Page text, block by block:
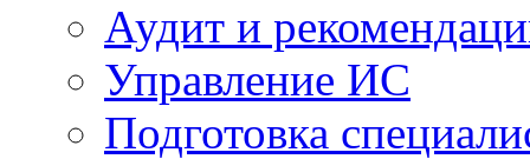
Аудит и
Управление ИС
Подготовка